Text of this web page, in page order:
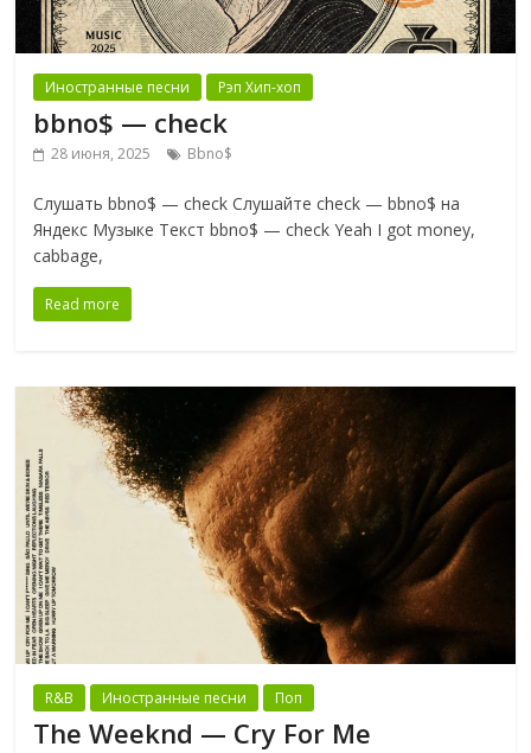
Иностранные песни Рэп Хип-хоп
bbno$ — check
28 июня, 2025 Bbno$
Слушать bbno$ — check Слушайте check — bbno$ на
Яндекс Музыке Текст bbno$ — check Yeah I got money,
cabbage,
Read more
R&B Иностранные песни Поп
The Weeknd — Cry For Me